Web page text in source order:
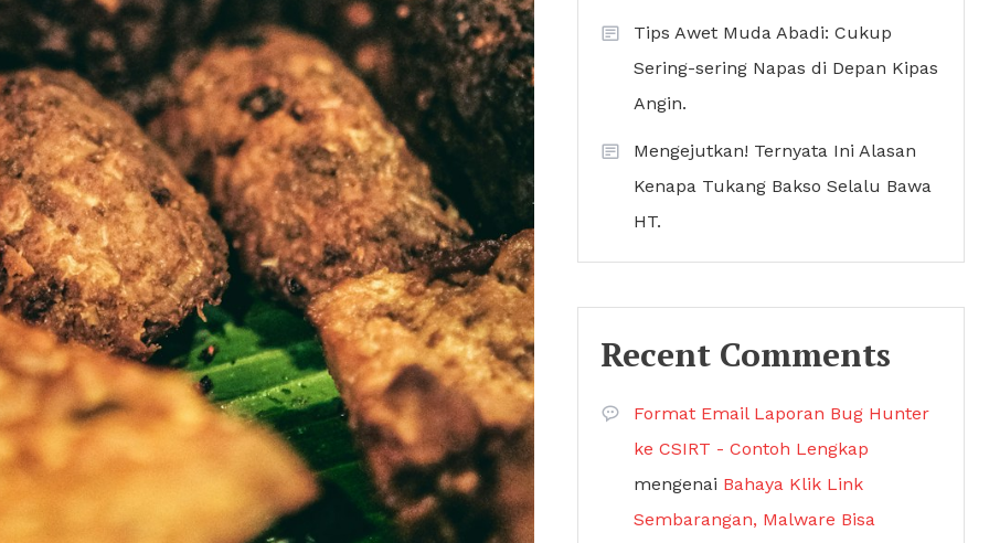
Tips Awet Muda Abadi: Cukup
Sering-sering Napas di Depan Kipas
Angin.
Mengejutkan! Ternyata Ini Alasan
Kenapa Tukang Bakso Selalu Bawa
HT.
Recent Comments
Format Email Laporan Bug Hunter
ke CSIRT - Contoh Lengkap
mengenai Bahaya Klik Link
Sembarangan, Malware Bisa